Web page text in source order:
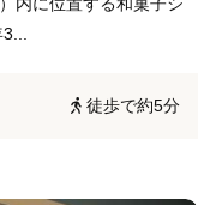
内に位置する和菓子シ
3...
徒歩で約5分